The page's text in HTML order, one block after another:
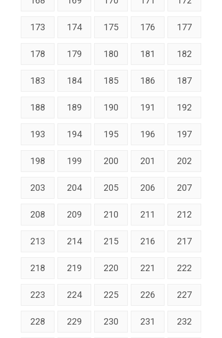
173 174 175 176 177
178 179 180 181 182
183 184 185 186 187
188 189 190 191 192
193 194 195 196 197
198 199 200 201 202
203 204 205 206 207
208 209 210 211 212
213 214 215 216 217
218 219 220 221 222
223 224 225 226 227
228 229 230 231 232